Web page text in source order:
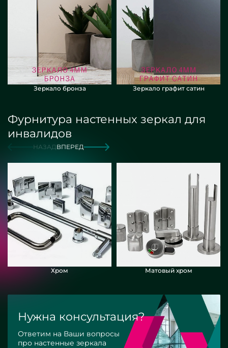
Зеркало бронза Зеркало графит сатин
Фурнитура настенных зеркал для
инвалидов
НАЗАДВПЕРЕД
Хром Матовый хром
Нужна консультация?
Ответим на Ваши вопросы
про настенные зеркала